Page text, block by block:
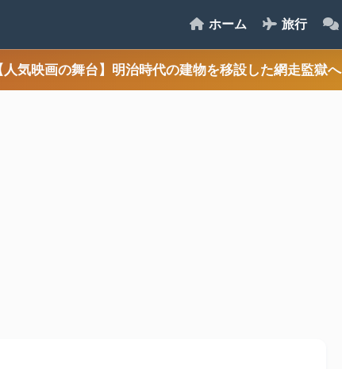
ホーム 旅行
人気映画の舞台】明治時代の建物を移設した網走監獄へ